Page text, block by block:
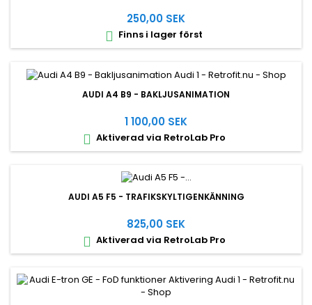
250,00 SEK
 Finns i lager först
AUDI A4 B9 - BAKLJUSANIMATION
1 100,00 SEK
 Aktiverad via RetroLab Pro
AUDI A5 F5 - TRAFIKSKYLTIGENKÄNNING
825,00 SEK
 Aktiverad via RetroLab Pro